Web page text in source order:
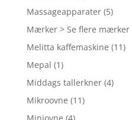
Massageapparater (5)
Mærker > Se flere mærker
Melitta kaffemaskine (11)
Mepal (1)
Middags tallerkner (4)
Mikroovne (11)